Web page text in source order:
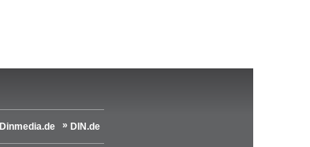
Dinmedia.de DIN.de